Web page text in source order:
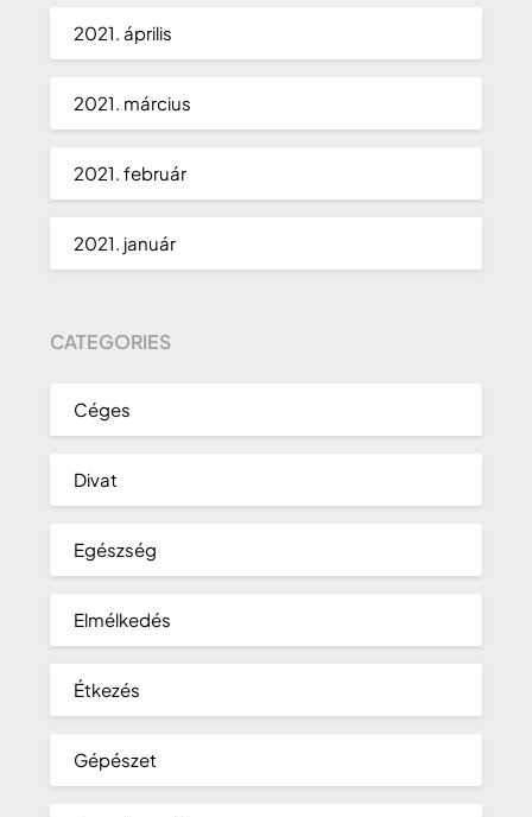
2021. április
2021. március
2021. február
2021. január
CATEGORIES
Céges
Divat
Egészség
Elmélkedés
Étkezés
Gépészet